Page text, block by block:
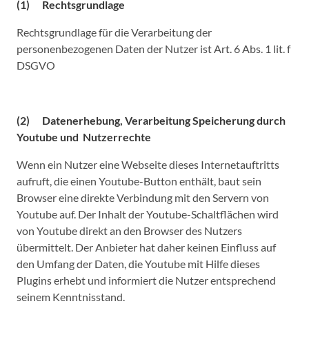
(1) Rechtsgrundlage
Rechtsgrundlage für die Verarbeitung der
personenbezogenen Daten der Nutzer ist Art. 6 Abs. 1 lit. f
DSGVO
(2) Datenerhebung, Verarbeitung Speicherung durch
Youtube und Nutzerrechte
Wenn ein Nutzer eine Webseite dieses Internetauftritts
aufruft, die einen Youtube-Button enthält, baut sein
Browser eine direkte Verbindung mit den Servern von
Youtube auf. Der Inhalt der Youtube-Schaltflächen wird
von Youtube direkt an den Browser des Nutzers
übermittelt. Der Anbieter hat daher keinen Einfluss auf
den Umfang der Daten, die Youtube mit Hilfe dieses
Plugins erhebt und informiert die Nutzer entsprechend
seinem Kenntnisstand.